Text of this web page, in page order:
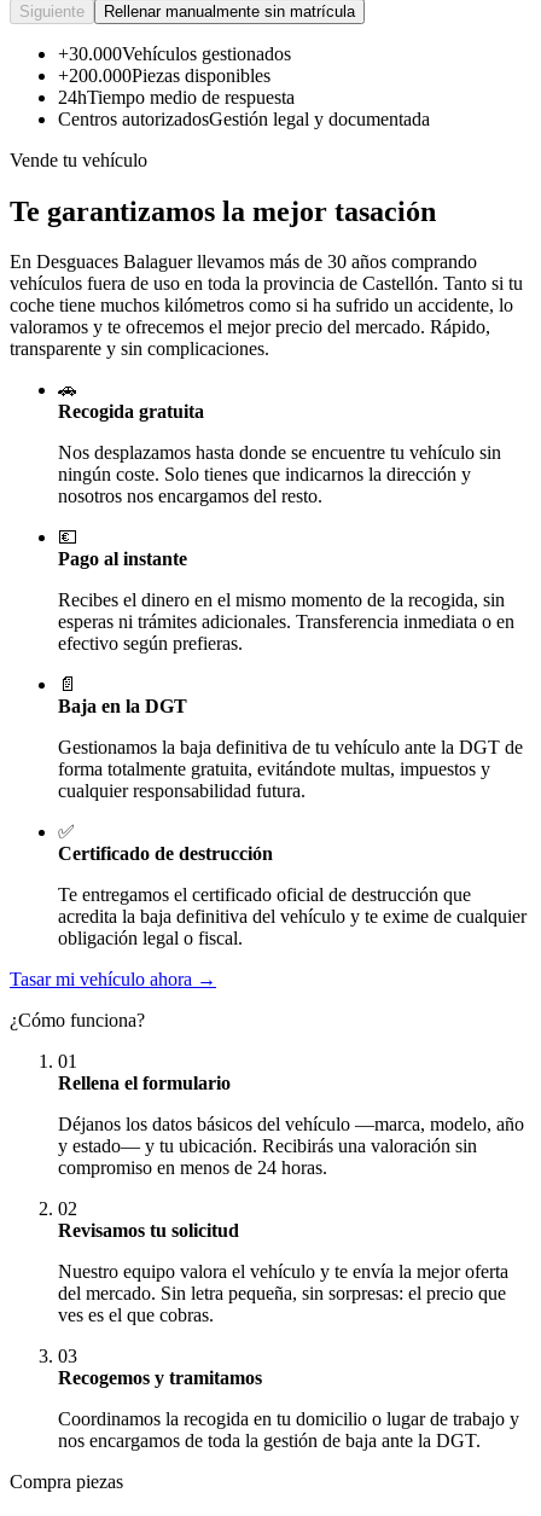
Siguiente Rellenar manualmente sin matrícula
+30.000Vehículos gestionados
+200.000Piezas disponibles
24hTiempo medio de respuesta
Centros autorizadosGestión legal y documentada
Vende tu vehículo
Te garantizamos la mejor tasación
En Desguaces Balaguerllevamos más de 30 años comprando
vehículos fuera de uso en toda la provincia de Castellón. Tanto si tu
coche tiene muchos kilómetros como si ha sufrido un accidente, lo
valoramos y te ofrecemos el mejor precio del mercado. Rápido,
transparente y sin complicaciones.
🚗
Recogida gratuita
Nos desplazamos hasta donde se encuentre tu vehículo sin
ningún coste. Solo tienes que indicarnos la dirección y
nosotros nos encargamos del resto.
💶
Pago al instante
Recibes el dinero en el mismo momento de la recogida, sin
esperas ni trámites adicionales. Transferencia inmediata o en
efectivo según prefieras.
📄
Baja en la DGT
Gestionamos la baja definitiva de tu vehículo ante la DGT de
forma totalmente gratuita, evitándote multas, impuestos y
cualquier responsabilidad futura.
✅
Certificado de destrucción
Te entregamos el certificado oficial de destrucción que
acredita la baja definitiva del vehículo y te exime de cualquier
obligación legal o fiscal.
Tasar mi vehículo ahora →
¿Cómo funciona?
01
Rellena el formulario
Déjanos los datos básicos del vehículo —marca, modelo, año
y estado— y tu ubicación. Recibirás una valoración sin
compromiso en menos de 24 horas.
02
Revisamos tu solicitud
Nuestro equipo valora el vehículo y te envía la mejor oferta
del mercado. Sin letra pequeña, sin sorpresas: el precio que
ves es el que cobras.
03
Recogemos y tramitamos
Coordinamos la recogida en tu domicilio o lugar de trabajo y
nos encargamos de toda la gestión de baja ante la DGT.
Compra piezas